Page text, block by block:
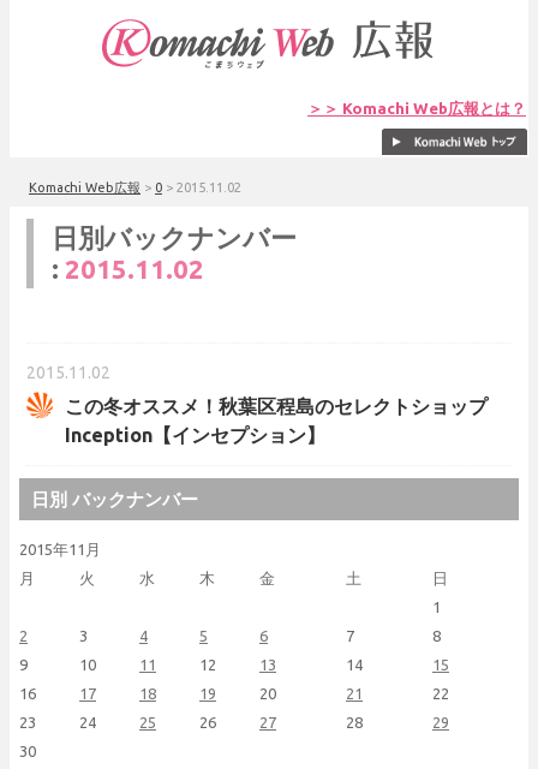
＞＞ Komachi Web広報とは？
Komachi Web広報 > 0 > 2015.11.02
日別バックナンバー
: 2015.11.02
2015.11.02
この冬オススメ！秋葉区程島のセレクトショップ
Inception【インセプション】
日別 バックナンバー
2015年11月
月
火 水 木 金 土 日
1
2
3 4 5 6 7
8
9
10 11 12 13 14
15
16
17 18 19 20 21
22
23
24 25 26 27 28
29
30